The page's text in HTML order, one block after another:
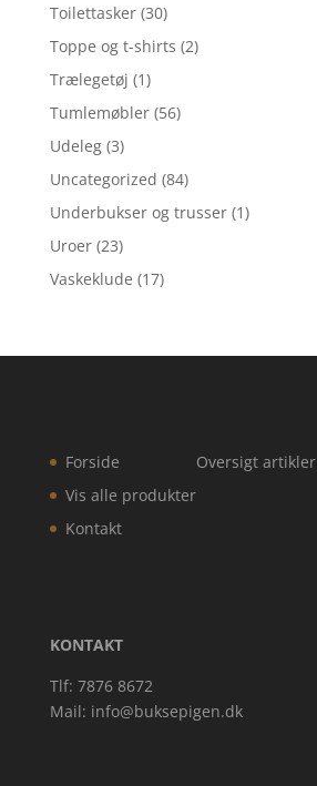
Toilettasker (30)
Toppe og t-shirts (2)
Trælegetøj (1)
Tumlemøbler (56)
Udeleg (3)
Uncategorized (84)
Underbukser og trusser (1)
Uroer (23)
Vaskeklude (17)
Forside
Vis alle produkter
Kontakt
Oversigt artikler
KONTAKT
Tlf: 7876 8672
Mail: info@buksepigen.dk